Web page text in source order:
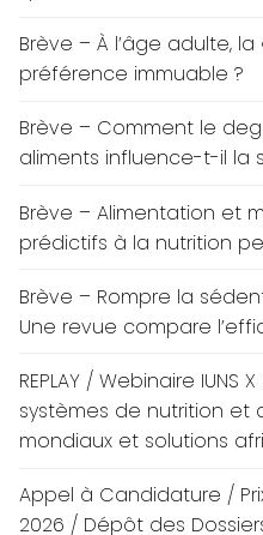
Brève – À l’âge adulte,
préférence immuable ?
Brève – Comment le
aliments influence-t-il la
Brève – Alimentation et
prédictifs à la nutrition
Brève – Rompre la
Une revue compare
REPLAY / Webinaire IUNS
systèmes de nutrition et
mondiaux et solutions
Appel à Candidature / Prix
2026 / Dépôt des